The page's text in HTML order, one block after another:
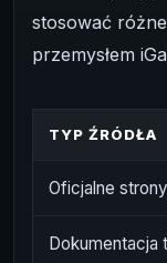
stosować
przemysłem
TYP ŹRÓDŁA
Oficjalne
Dokumentacja